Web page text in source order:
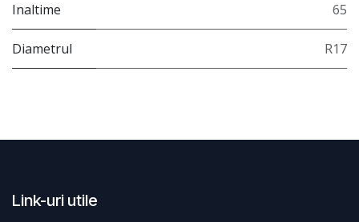
Inaltime 65
Diametrul R17
Link-uri utile